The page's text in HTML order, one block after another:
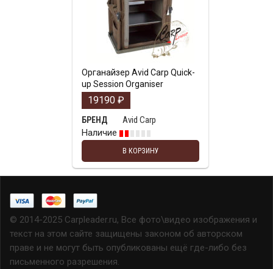
Органайзер Avid Carp Quick-
up Session Organiser
19190 ₽
БРЕНД
Avid Carp
Наличие
В КОРЗИНУ
© 2014-2025 Carpleader.ru, Все фото\видео изображения и
текст на этом сайте защищены законом об авторском
праве и не могут быть опубликованы ещё где-либо без
письменного разрешения.